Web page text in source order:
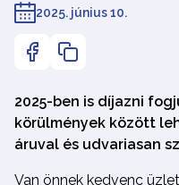
2025. június 10.
2025-ben is díjazni
körülmények között
áruval és udvariasan
Van önnek kedvenc